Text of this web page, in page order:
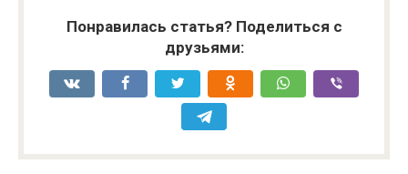
Понравилась статья? Поделиться с
друзьями: